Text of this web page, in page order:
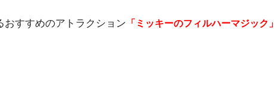
おすすめのアトラクション 「ミッキーのフィルハーマジック」